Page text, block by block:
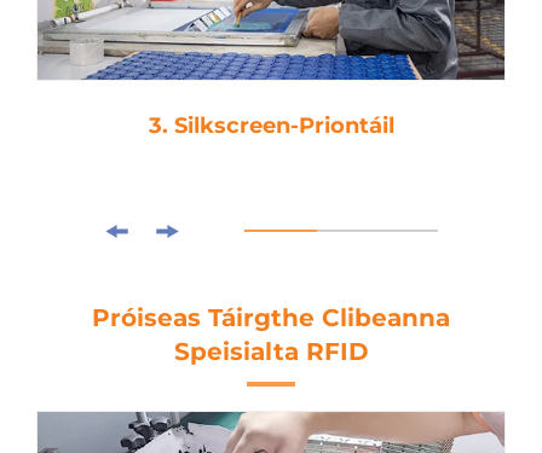
3. Silkscreen-Priontáil
Próiseas Táirgthe Clibeanna
Speisialta RFID